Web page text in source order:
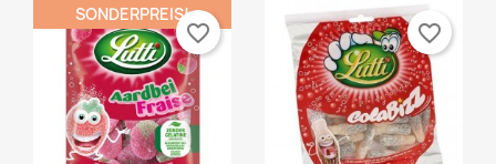
Abbrechen Wunschliste erstellen
((cancelText)) ((modalDeleteText))
Abbrechen Anmelden
SONDERPREIS!
favorite_border favorite_border